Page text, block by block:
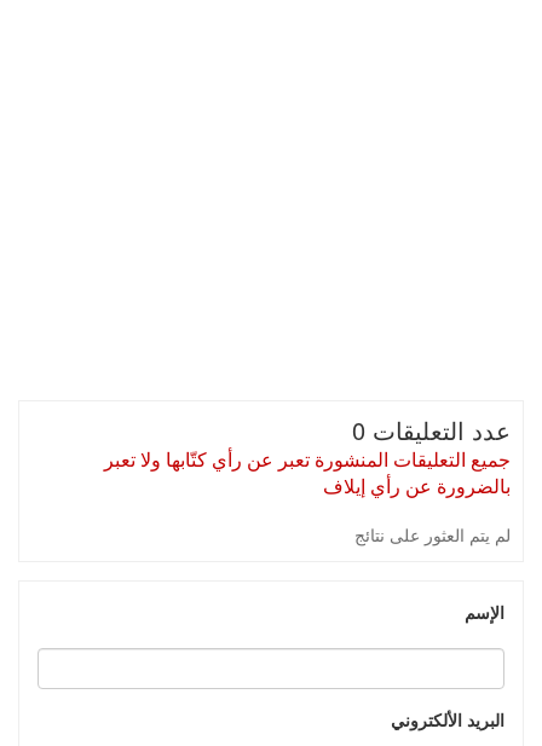
عدد التعليقات 0
جميع التعليقات المنشورة تعبر عن رأي كتّابها ولا تعبر
بالضرورة عن رأي إيلاف
لم يتم العثور على نتائج
الإسم
البريد الألكتروني